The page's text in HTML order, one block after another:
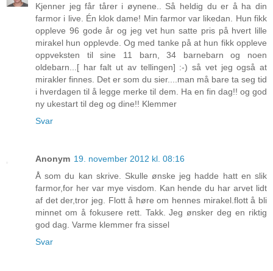
Kjenner jeg får tårer i øynene.. Så heldig du er å ha din
farmor i live. Én klok dame! Min farmor var likedan. Hun fikk
oppleve 96 gode år og jeg vet hun satte pris på hvert lille
mirakel hun opplevde. Og med tanke på at hun fikk oppleve
oppveksten til sine 11 barn, 34 barnebarn og noen
oldebarn...[ har falt ut av tellingen] :-) så vet jeg også at
mirakler finnes. Det er som du sier....man må bare ta seg tid
i hverdagen til å legge merke til dem. Ha en fin dag!! og god
ny ukestart til deg og dine!! Klemmer
Svar
Anonym 19. november 2012 kl. 08:16
Å som du kan skrive. Skulle ønske jeg hadde hatt en slik
farmor,for her var mye visdom. Kan hende du har arvet lidt
af det der,tror jeg. Flott å høre om hennes mirakel.flott å bli
minnet om å fokusere rett. Takk. Jeg ønsker deg en riktig
god dag. Varme klemmer fra sissel
Svar